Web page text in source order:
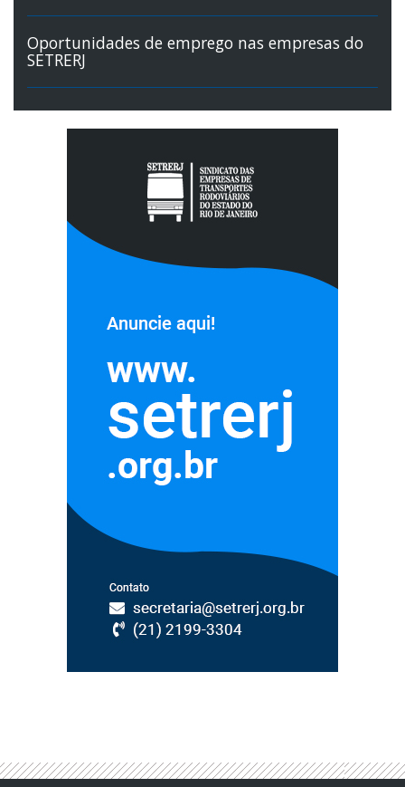
Oportunidades de emprego nas empresas do
SETRERJ